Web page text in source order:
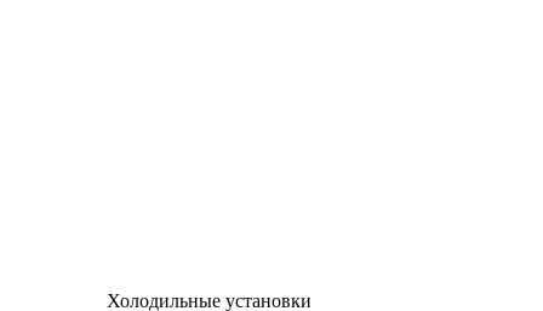
Холодильные установки